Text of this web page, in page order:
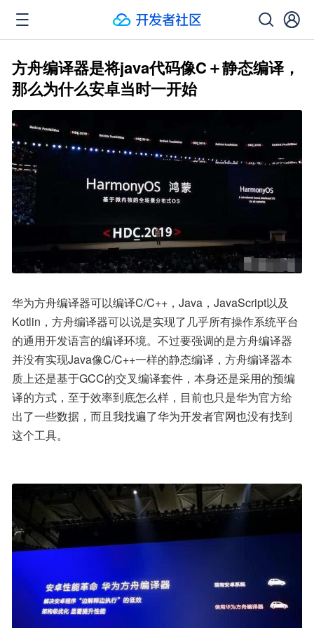
方舟编译器是将java代码像C＋静态编译，
那么为什么安卓当时一开始
华为方舟编译器可以编译C/C++，Java，JavaScript以及
Kotlin，方舟编译器可以说是实现了几乎所有操作系统平台
的通用开发语言的编译环境。不过要强调的是方舟编译器
并没有实现Java像C/C++一样的静态编译，方舟编译器本
质上还是基于GCC的交叉编译套件，本身还是采用的预编
译的方式，至于效率到底怎么样，目前也只是华为官方给
出了一些数据，而且我找遍了华为开发者官网也没有找到
这个工具。